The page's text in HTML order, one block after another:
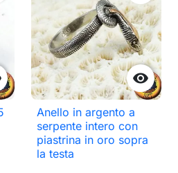

Anello in argento a
serpente intero con
piastrina in oro sopra
la testa